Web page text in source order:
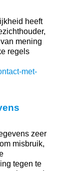
heeft
mening
regels
met-
zeer
misbruik,
tegen te